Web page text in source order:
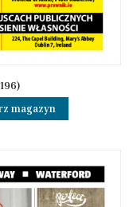
magazyn